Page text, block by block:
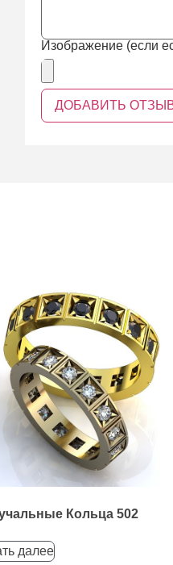
Изображение (если
Кольца 502
далее